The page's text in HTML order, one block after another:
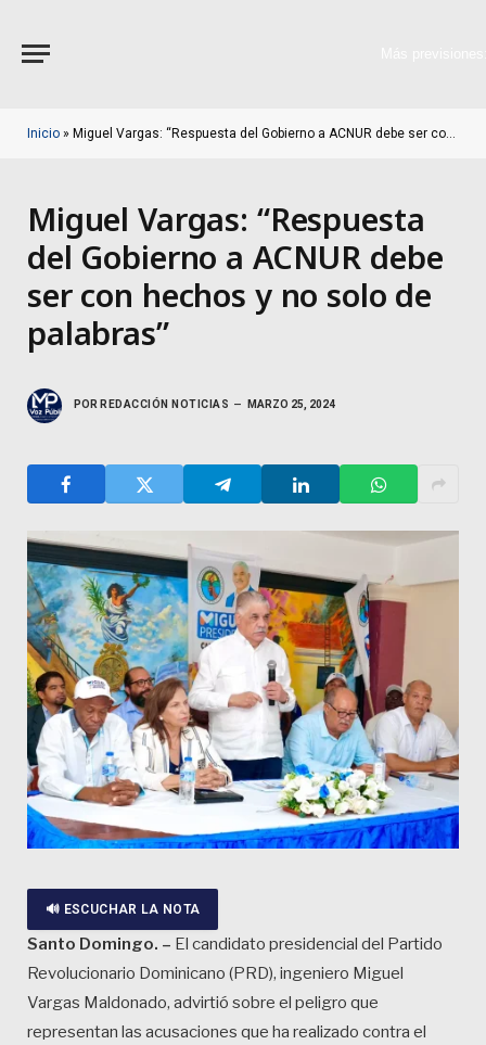
Inicio » Miguel Vargas: “Respuesta del Gobierno a ACNUR debe ser con hechos y no solo de palabras”
Miguel Vargas: “Respuesta
del Gobierno a ACNUR debe
ser con hechos y no solo de
palabras”
POR REDACCIÓN NOTICIAS MARZO 25, 2024
🔊 ESCUCHAR LA NOTA
Santo Domingo. – El candidato presidencial del Partido
Revolucionario Dominicano (PRD), ingeniero Miguel
Vargas Maldonado, advirtió sobre el peligro que
representan las acusaciones que ha realizado contra el